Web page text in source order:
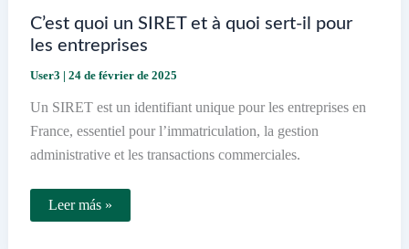
C’est quoi un SIRET et à quoi sert-il pour
les entreprises
User3 | 24 de février de 2025
Un SIRET est un identifiant unique pour les entreprises en
France, essentiel pour l’immatriculation, la gestion
administrative et les transactions commerciales.
C’est
quoi
Leer más »